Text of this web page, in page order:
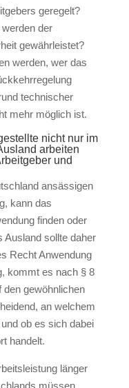
geregelt?
der
gewährleistet?
werden, wer das
technischer
mehr möglich ist.
nicht nur im
arbeiten
und
ansässigen
kann das
finden oder
Ausland sollte daher
Recht Anwendung
kommt es nach § 8
gewöhnlichen
an welchem
ob es sich dabei
handelt.
länger
müssen